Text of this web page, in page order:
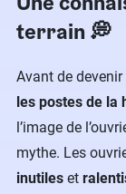
terrain 💭
Avant de
les postes de la
l’image de
mythe. Les
inutiles et